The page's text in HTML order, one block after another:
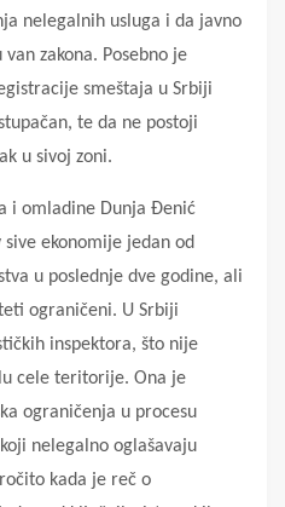
nelegalnih usluga i da javno
zakona. Posebno je
smeštaja u Srbiji
te da ne postoji
u sivoj zoni.
i omladine Dunja Đenić
ekonomije jedan od
u poslednje dve godine, ali
ograničeni. U Srbiji
inspektora, što nije
cele teritorije. Ona je
ograničenja u procesu
nelegalno oglašavaju
kada je reč o